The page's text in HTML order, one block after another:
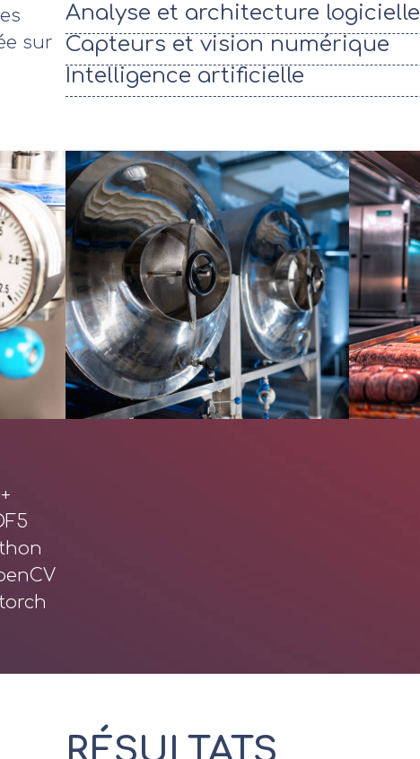
sur
Analyse et architecture logicielle
Capteurs et vision numérique
Intelligence artificielle